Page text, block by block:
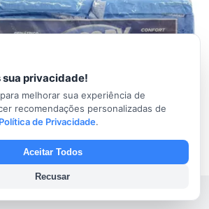
sua privacidade!
melhorar sua experiência de
recomendações personalizadas de
Política de Privacidade.
Aceitar Todos
Recusar